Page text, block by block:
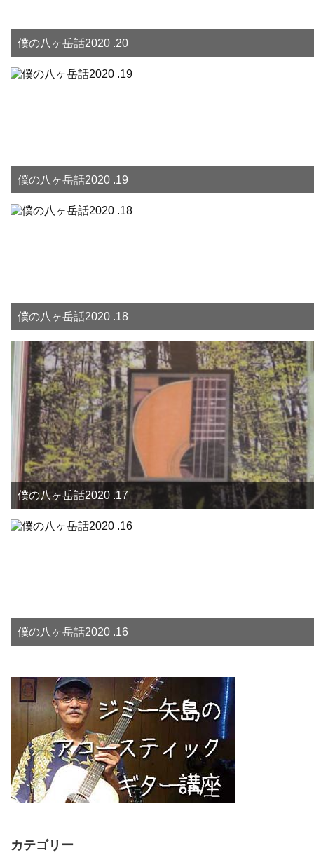
僕の八ヶ岳話2020 .20
僕の八ヶ岳話2020 .19
僕の八ヶ岳話2020 .18
僕の八ヶ岳話2020 .17
僕の八ヶ岳話2020 .16
カテゴリー